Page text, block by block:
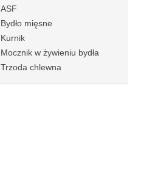
ASF
Bydło mięsne
Kurnik
Mocznik w żywieniu bydła
Trzoda chlewna